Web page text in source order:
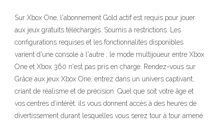
Sur Xbox One, l'abonnement Gold actif est requis pour jouer
aux jeux gratuits téléchargés. Soumis à restrictions. Les
configurations requises et les fonctionnalités disponibles
varient d'une console à l'autre ; le mode multijoueur entre Xbox
One et Xbox 360 n'est pas pris en charge. Rendez-vous sur
Grâce aux jeux Xbox One, entrez dans un univers captivant,
criant de réalisme et de précision. Quel que soit votre âge et
vos centres d’intérêt, ils vous donnent accès à des heures de
divertissement durant lesquelles vous serez tour à tour amené